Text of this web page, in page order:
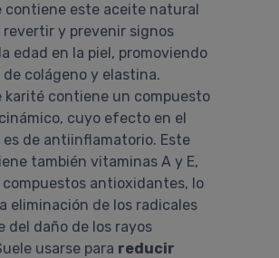
contiene este aceite natural
revertir y prevenir signos
edad en la piel, promoviendo
colágeno y elastina.
karité contiene un compuesto
cuyo efecto en el
de antiinflamatorio. Este
también vitaminas A y E,
compuestos antioxidantes, lo
eliminación de los radicales
del daño de los rayos
usarse para reducir